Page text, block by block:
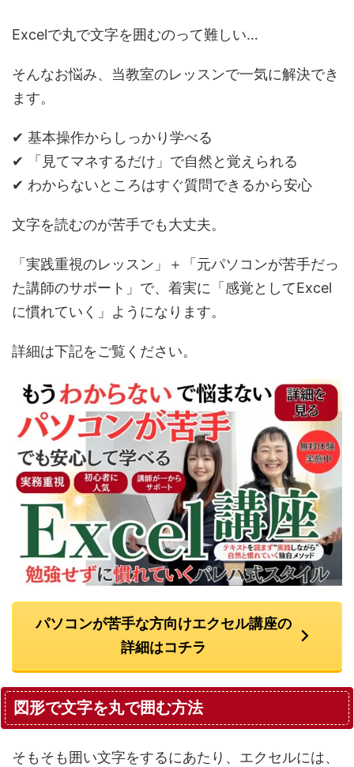
Excelで丸で文字を囲むのって難しい…
そんなお悩み、当教室のレッスンで一気に解決でき
ます。
✔ 基本操作からしっかり学べる
✔ 「見てマネするだけ」で自然と覚えられる
✔ わからないところはすぐ質問できるから安心
文字を読むのが苦手でも大丈夫。
「実践重視のレッスン」＋「元パソコンが苦手だっ
た講師のサポート」で、着実に「感覚としてExcel
に慣れていく」ようになります。
詳細は下記をご覧ください。
パソコンが苦手な方向けエクセル講座の
詳細はコチラ
図形で文字を丸で囲む方法
そもそも囲い文字をするにあたり、エクセルには、